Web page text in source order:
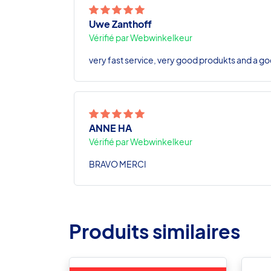
Uwe Zanthoff
Vérifié par Webwinkelkeur
very fast service, very good produkts and a
ANNE HA
Vérifié par Webwinkelkeur
BRAVO MERCI
Produits similaires